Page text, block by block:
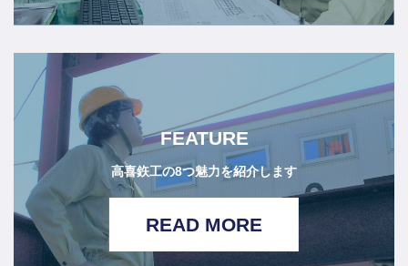
FEATURE
高喜鉃工の8つ魅力を紹介します
READ MORE